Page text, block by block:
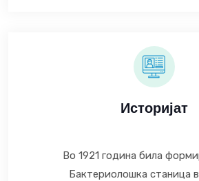
Историјат
Во 1921 година била
Бактериолошка станица